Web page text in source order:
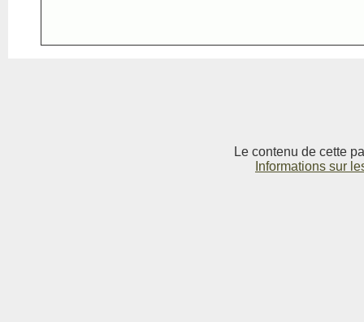
Le contenu de cette
Informations sur